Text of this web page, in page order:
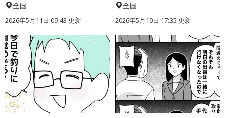
全国
2026年5月11日 09:43 更新
全国
2026年5月10日 17:35 更新